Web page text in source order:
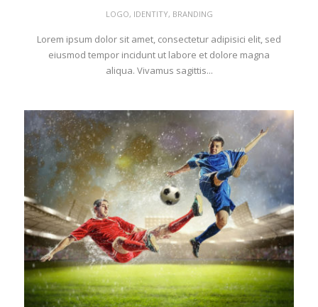
LOGO, IDENTITY, BRANDING
Lorem ipsum dolor sit amet, consectetur adipisici elit, sed
eiusmod tempor incidunt ut labore et dolore magna
aliqua. Vivamus sagittis...